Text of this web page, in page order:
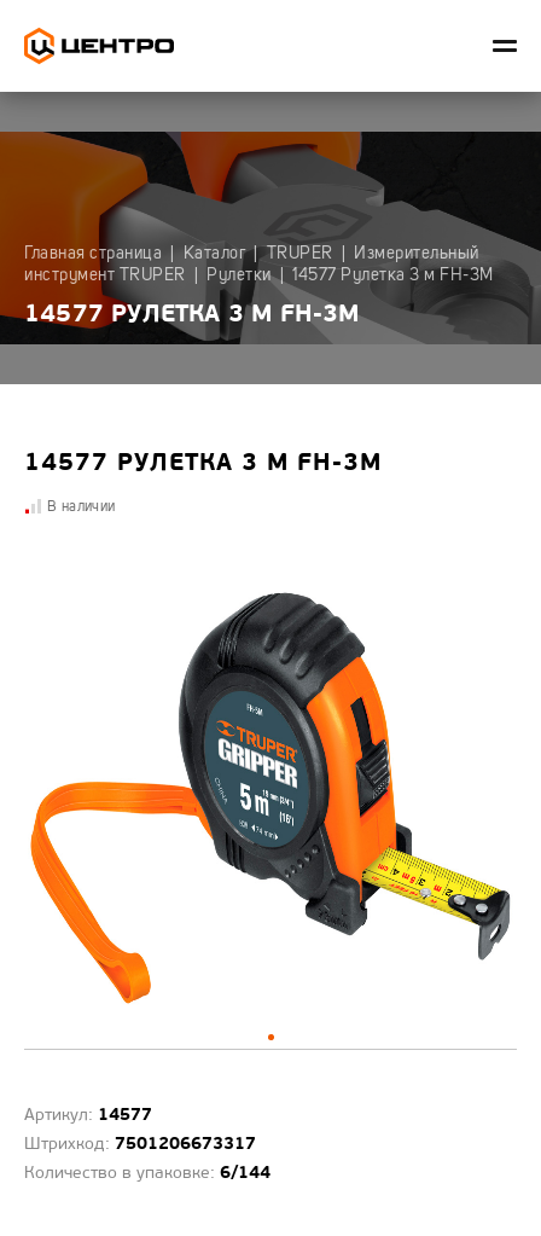
ИЗМЕРИТЕЛЬНЫЙ
ИНСТРУМЕНТ
ЦЕНТРО
Коробчатые
уровни
Рулетки
РУЧНОЙ
ИНСТРУМЕНТ
ЦЕНТРО
Биты,
отвертки
Губцевый
Заклепочник
Ножи,
лезвия
для
ножей
Раскрыть
весь
список
ИНВЕНТАРЬ
ЦЕНТРО
Вилы
Полольники,
инструмент)
Садовые
пилы
Раскрыть
весь
список
ЦЕНТРО
Ледорубы
для
Главная страница Каталог | TRUPER
Измерительный
инструмент TRUPER
Рулетки 14577 Рулетка 3 м FH-3M
14577 РУЛЕТКА 3 М FH-3M
14577 РУЛЕТКА 3 М FH-3M
В наличии
Артикул: 14577
Штрихкод: 7501206673317
Количество в упаковке: 6/144